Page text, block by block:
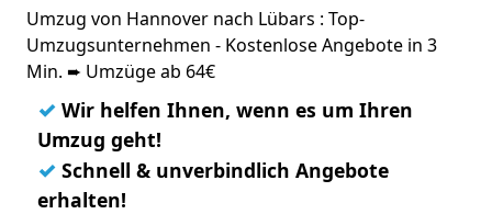
Umzug von Hannover nach Lübars : Top-
Umzugsunternehmen - Kostenlose Angebote in 3
Min. ➨ Umzüge ab 64€
✓ Wir helfen Ihnen, wenn es um Ihren
Umzug geht!
✓ Schnell & unverbindlich Angebote
erhalten!